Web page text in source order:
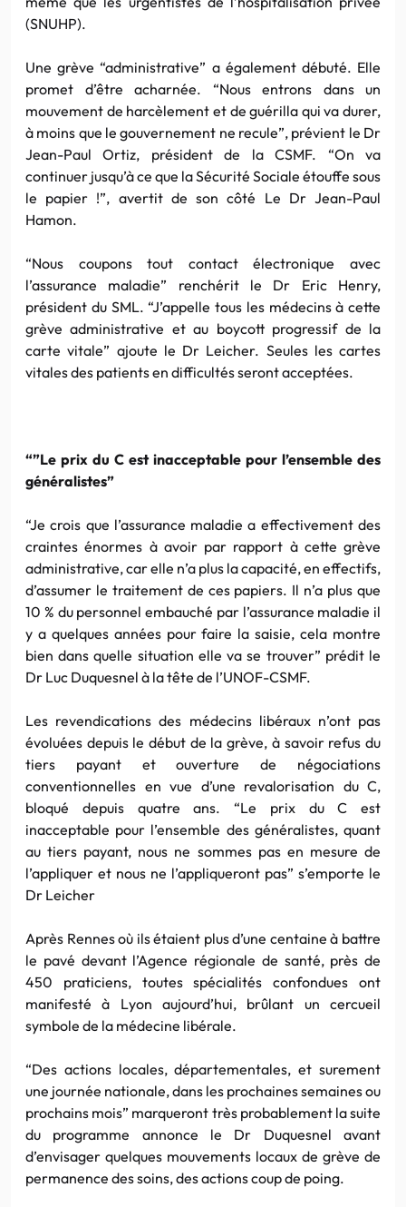
(SNUHP).
Une grève “administrative” a également débuté. Elle
promet d’être acharnée. “Nous entrons dans un
mouvement de harcèlement et de guérilla qui va durer,
à moins que le gouvernement ne recule”, prévient le Dr
Jean-Paul Ortiz, président de la CSMF. “On va
continuer jusqu’à ce que la Sécurité Sociale étouffe sous
le papier !”, avertit de son côté Le Dr Jean-Paul
Hamon.
“Nous coupons tout contact électronique avec
l’assurance maladie” renchérit le Dr Eric Henry,
président du SML. “J’appelle tous les médecins à cette
grève administrative et au boycott progressif de la
carte vitale” ajoute le Dr Leicher. Seules les cartes
vitales des patients en difficultés seront acceptées.
“”Le prix du C est inacceptable pour l’ensemble des
généralistes”
“Je crois que l’assurance maladie a effectivement des
craintes énormes à avoir par rapport à cette grève
administrative, car elle n’a plus la capacité, en effectifs,
d’assumer le traitement de ces papiers. Il n’a plus que
10 % du personnel embauché par l’assurance maladie il
y a quelques années pour faire la saisie, cela montre
bien dans quelle situation elle va se trouver” prédit le
Dr Luc Duquesnel à la tête de l’UNOF-CSMF.
Les revendications des médecins libéraux n’ont pas
évoluées depuis le début de la grève, à savoir refus du
tiers payant et ouverture de négociations
conventionnelles en vue d’une revalorisation du C,
bloqué depuis quatre ans. “Le prix du C est
inacceptable pour l’ensemble des généralistes, quant
au tiers payant, nous ne sommes pas en mesure de
l’appliquer et nous ne l’appliqueront pas” s’emporte le
Dr Leicher
Après Rennes où ils étaient plus d’une centaine à battre
le pavé devant l’Agence régionale de santé, près de
450 praticiens, toutes spécialités confondues ont
manifesté à Lyon aujourd’hui, brûlant un cercueil
symbole de la médecine libérale.
“Des actions locales, départementales, et surement
une journée nationale, dans les prochaines semaines ou
prochains mois” marqueront très probablement la suite
du programme annonce le Dr Duquesnel avant
d’envisager quelques mouvements locaux de grève de
permanence des soins, des actions coup de poing.